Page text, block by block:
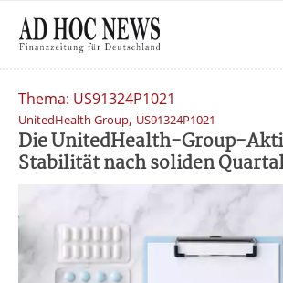
Thema: US91324P1021
UnitedHealth Group, US91324P1021
Die UnitedHealth-Group-
Stabilität nach soliden